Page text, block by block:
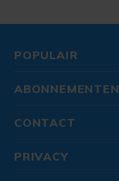
POPULAIR
ABONNEMENTEN
CONTACT
PRIVACY